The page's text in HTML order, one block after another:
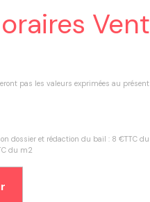
pas les valeurs exprimées au
dossier et rédaction du bail : 8 €TTC
du m2